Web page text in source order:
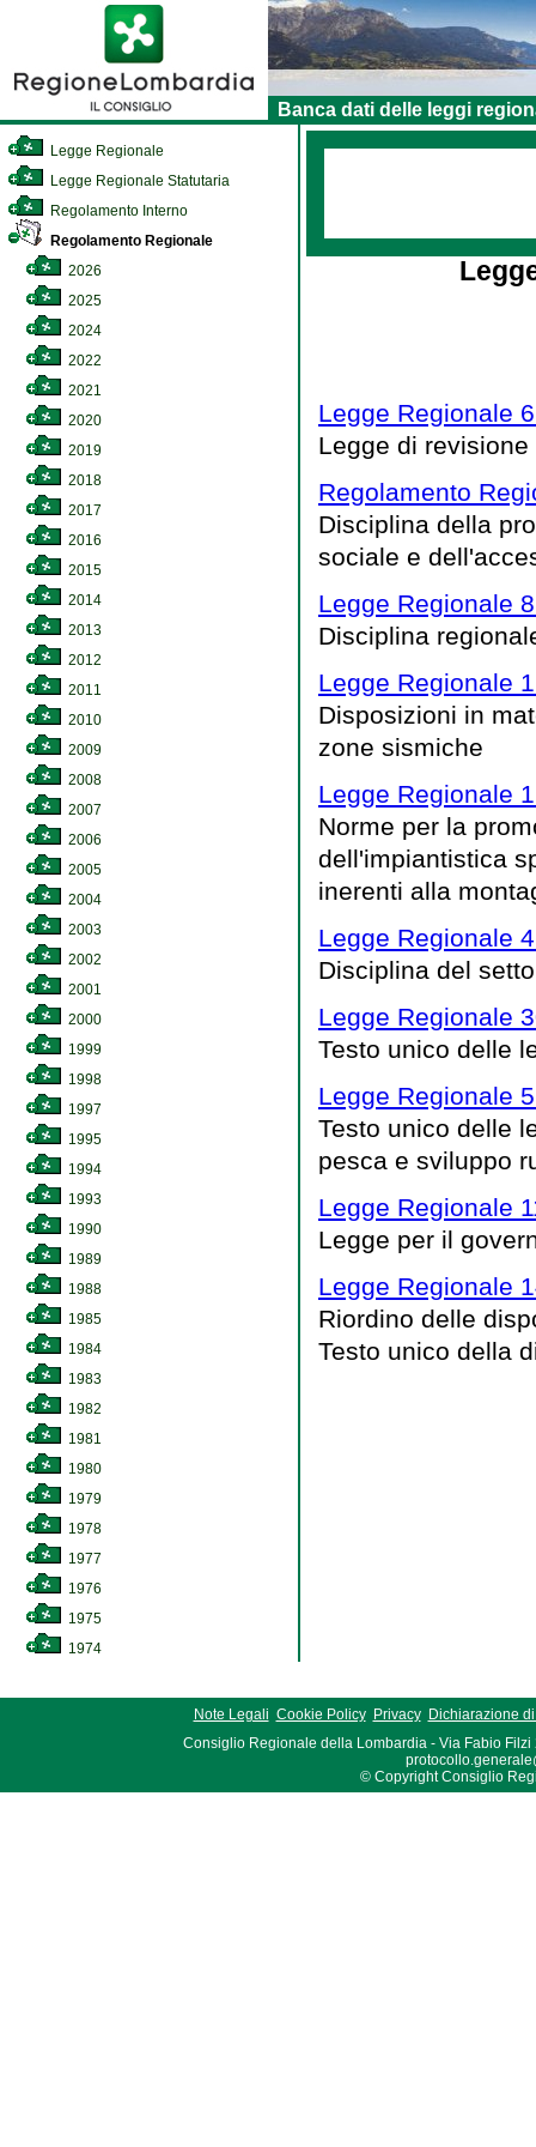
Banca dati delle leggi
Legge Regionale
Legge Regionale Statutaria
Regolamento Interno
Regolamento Regionale
2026
2025
2024
2022
2021
2020
2019
2018
2017
2016
2015
2014
2013
2012
2011
2010
2009
2008
2007
2006
2005
2004
2003
2002
2001
2000
1999
1998
1997
1995
1994
1993
1990
1989
1988
1985
1984
1983
1982
1981
1980
1979
1978
1977
1976
1975
1974
Legge Regionale
Legge di
Regolamento
Disciplina della
sociale e
Legge Regionale
Disciplina
Legge Regionale
Disposizioni in
zone sismiche
Legge Regionale
Norme per la
dell'impiantistica
inerenti alla
Legge Regionale
Disciplina del
Legge Regionale
Testo unico delle
Legge Regionale
Testo unico delle
pesca e sviluppo
Legge Regionale
Legge per il
Legge Regionale
Riordino delle
Testo unico della
Note Legali Cookie Policy Privacy
Dichiarazione
Consiglio Regionale della Lombardia - Via Fabio Filzi
© Copyright Consiglio